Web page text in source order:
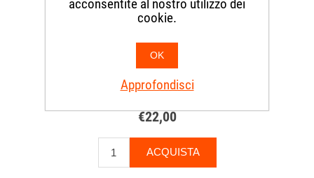
Colore *
Please select required attribute(s)
€22,00
acconsentite al nostro utilizzo dei
cookie.
OK
Approfondisci